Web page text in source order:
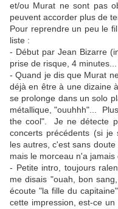
et/ou Murat ne sont pas
peuvent accorder plus
Pour reprendre un peu le
liste :
- Début par Jean Bizarre
prise de risque, 4
- Quand je dis que Murat
déjà en être à une dizaine
se prolonge dans un solo
métallique, "ouuhhh"...
the cool". Je ne détecte
concerts précédents (si
les autres, c'est sans doute
mais le morceau n'a
- Petite intro, toujours
me disais "ouah, bon
écoute "la fille du
cette impression, est-ce